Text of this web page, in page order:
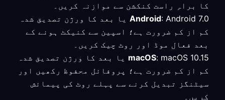
کا براہِ راست کنکشن سے موازنہ کریں۔
Android : Android 7.0 یا بعد کا ورژن تصدیق شدہ
کم از کم ضرورت ہے؛ اسپین سے کنیکٹ ہونے کے
بعد فعال موڈ اور روٹ چیک کریں۔
macOS : macOS 10.15 یا بعد کا ورژن تصدیق شدہ
کم از کم ضرورت ہے؛ پروفائل محفوظ رکھیں اور
سیٹنگز تبدیل کرنے سے پہلے روٹ کی پیمائش
کریں۔